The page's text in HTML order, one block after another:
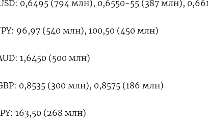
0,6495 (794 млн), 0,6550-55 (387 млн),
96,97 (540 млн), 100,50 (450 млн)
1,6450 (500 млн)
0,8535 (300 млн), 0,8575 (186 млн)
163,50 (268 млн)